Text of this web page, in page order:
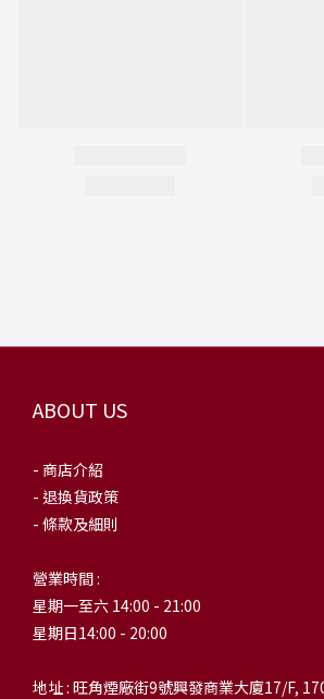
ABOUT US
- 商店介紹
- 退換貨政策
- 條款及細則
營業時間 :
星期一至六 14:00 - 21:00
星期日14:00 - 20:00
地址 : 旺角煙廠街9號興發商業大廈17/F,